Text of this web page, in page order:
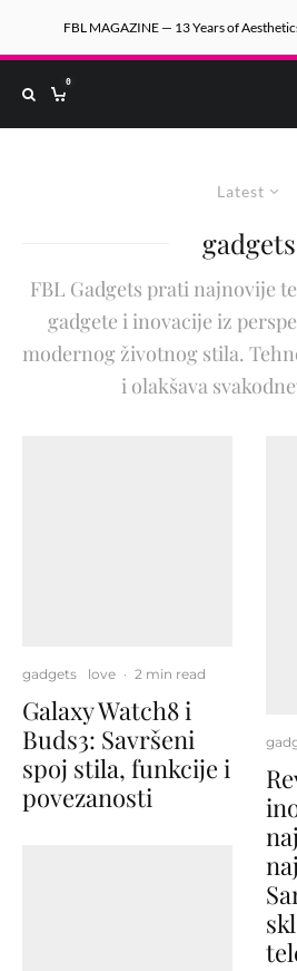
FBL MAGAZINE — 13 Years of
0
Latest
gadgets
FBL Gadgets prati najnovije
gadgete i inovacije iz
modernog životnog stila.
i olakšava
gadgets love · 2 min read
Galaxy Watch8 i
Buds3: Savršeni
spoj stila, funkcije i
povezanosti